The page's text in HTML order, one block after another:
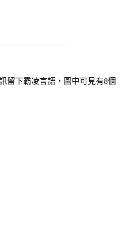
留下霸凌言語，圖中可見有8個